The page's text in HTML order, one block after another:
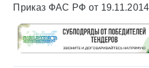
Приказ ФАС РФ от